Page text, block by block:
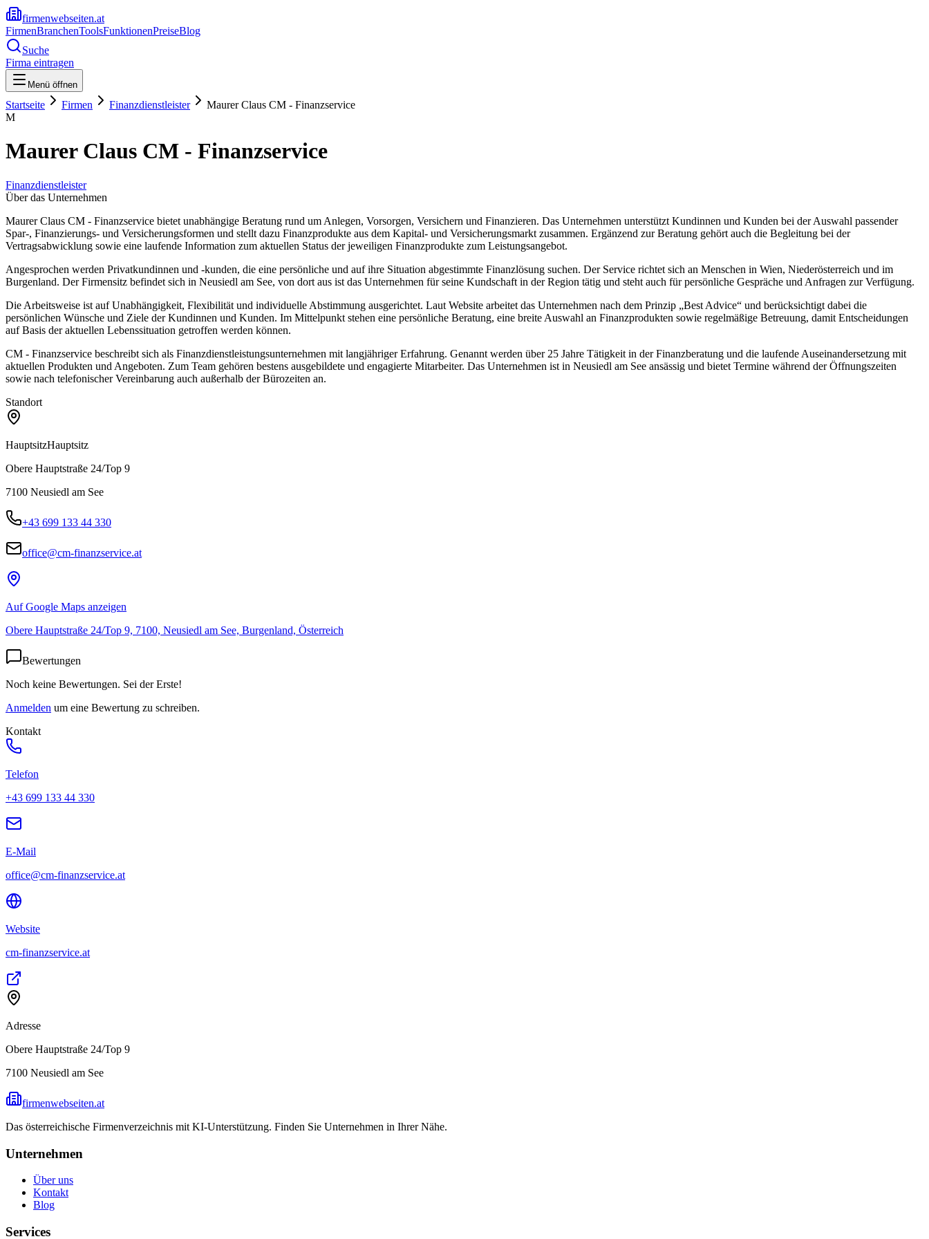
firmenwebseiten.at
FirmenBranchenToolsFunktionenPreiseBlog
Suche
Firma eintragen
Menü öffnen
Startseite Firmen Finanzdienstleister
Maurer Claus CM - Finanzservice
M
Maurer Claus CM - Finanzservice
Finanzdienstleister
Über das Unternehmen
Maurer Claus CM - Finanzservice bietet unabhängige Beratung rund um Anlegen, Vorsorgen, Versichern und Finanzieren. Das Unternehmen unterstützt Kundinnen und Kunden bei der Auswahl passender
Spar-, Finanzierungs- und Versicherungsformen und stellt dazu Finanzprodukte aus dem Kapital- und Versicherungsmarkt zusammen. Ergänzend zur Beratung gehört auch die Begleitung bei der
Vertragsabwicklung sowie eine laufende Information zum aktuellen Status der jeweiligen Finanzprodukte zum Leistungsangebot.
Angesprochen werden Privatkundinnen und -kunden, die eine persönliche und auf ihre Situation abgestimmte Finanzlösung suchen. Der Service richtet sich an Menschen in Wien, Niederösterreich und im
Burgenland. Der Firmensitz befindet sich in Neusiedl am See, von dort aus ist das Unternehmen für seine Kundschaft in der Region tätig und steht auch für persönliche Gespräche und Anfragen zur Verfügung.
Die Arbeitsweise ist auf Unabhängigkeit, Flexibilität und individuelle Abstimmung ausgerichtet. Laut Website arbeitet das Unternehmen nach dem Prinzip „Best Advice“ und berücksichtigt dabei die
persönlichen Wünsche und Ziele der Kundinnen und Kunden. Im Mittelpunkt stehen eine persönliche Beratung, eine breite Auswahl an Finanzprodukten sowie regelmäßige Betreuung, damit Entscheidungen
auf Basis der aktuellen Lebenssituation getroffen werden können.
CM - Finanzservice beschreibt sich als Finanzdienstleistungsunternehmen mit langjähriger Erfahrung. Genannt werden über 25 Jahre Tätigkeit in der Finanzberatung und die laufende Auseinandersetzung mit
aktuellen Produkten und Angeboten. Zum Team gehören bestens ausgebildete und engagierte Mitarbeiter. Das Unternehmen ist in Neusiedl am See ansässig und bietet Termine während der Öffnungszeiten
sowie nach telefonischer Vereinbarung auch außerhalb der Bürozeiten an.
Standort
HauptsitzHauptsitz
Obere Hauptstraße 24/Top 9
7100 Neusiedl am See
+43 699 133 44 330
office@cm-finanzservice.at
Auf Google Maps anzeigen
Obere Hauptstraße 24/Top 9, 7100, Neusiedl am See, Burgenland, Österreich
Bewertungen
Noch keine Bewertungen. Sei der Erste!
Anmelden um eine Bewertung zu schreiben.
Kontakt
Telefon
+43 699 133 44 330
E-Mail
office@cm-finanzservice.at
Website
cm-finanzservice.at
Adresse
Obere Hauptstraße 24/Top 9
7100 Neusiedl am See
firmenwebseiten.at
Das österreichische Firmenverzeichnis mit KI-Unterstützung. Finden Sie Unternehmen in Ihrer Nähe.
Unternehmen
Über uns
Kontakt
Blog
Services